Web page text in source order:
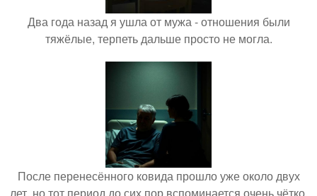
Два года назад я ушла от мужа - отношения были
тяжёлые, терпеть дальше просто не могла.
После перенесённого ковида прошло уже около двух